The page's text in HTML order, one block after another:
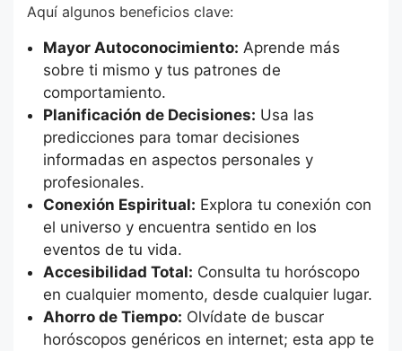
Aquí algunos beneficios clave:
Mayor Autoconocimiento: Aprende más
sobre ti mismo y tus patrones de
comportamiento.
Planificación de Decisiones: Usa las
predicciones para tomar decisiones
informadas en aspectos personales y
profesionales.
Conexión Espiritual: Explora tu conexión con
el universo y encuentra sentido en los
eventos de tu vida.
Accesibilidad Total: Consulta tu horóscopo
en cualquier momento, desde cualquier lugar.
Ahorro de Tiempo: Olvídate de buscar
horóscopos genéricos en internet; esta app te